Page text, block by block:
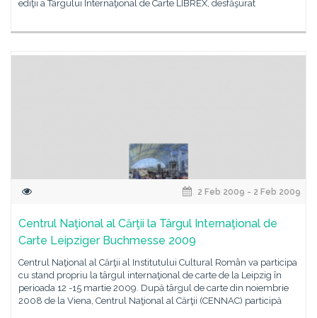
ediţii a Târgului Internaţional de Carte LIBREX, desfăşurat
2 Feb 2009 - 2 Feb 2009
Centrul Naţional al Cărţii la Târgul Internaţional de
Carte Leipziger Buchmesse 2009
Centrul Naţional al Cărţii al Institutului Cultural Român va participa
cu stand propriu la târgul internaţional de carte de la Leipzig în
perioada 12 -15 martie 2009. După târgul de carte din noiembrie
2008 de la Viena, Centrul Naţional al Cărţii (CENNAC) participă